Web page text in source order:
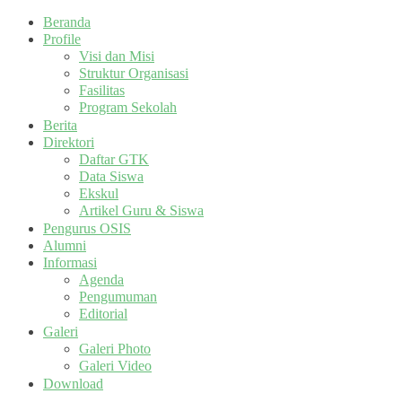
Beranda
Profile
Visi dan Misi
Struktur Organisasi
Fasilitas
Program Sekolah
Berita
Direktori
Daftar GTK
Data Siswa
Ekskul
Artikel Guru & Siswa
Pengurus OSIS
Alumni
Informasi
Agenda
Pengumuman
Editorial
Galeri
Galeri Photo
Galeri Video
Download